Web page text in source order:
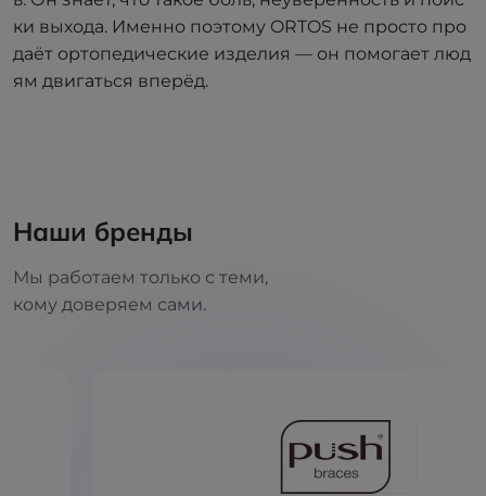
ки выхода. Именно поэтому ORTOS не просто про
даёт ортопедические изделия — он помогает люд
ям двигаться вперёд.
Наши бренды
Мы работаем только с теми,
кому доверяем сами.